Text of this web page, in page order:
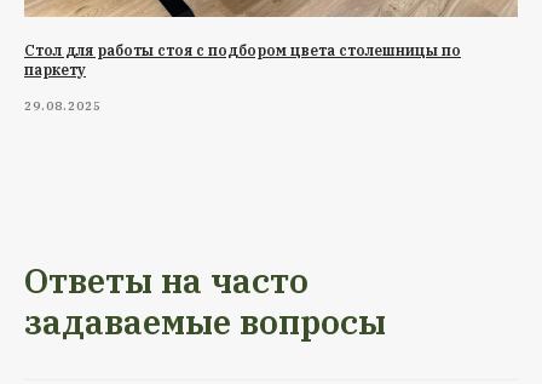
Стол для работы стоя с подбором цвета столешницы по
паркету
29.08.2025
Ответы на часто
задаваемые вопросы